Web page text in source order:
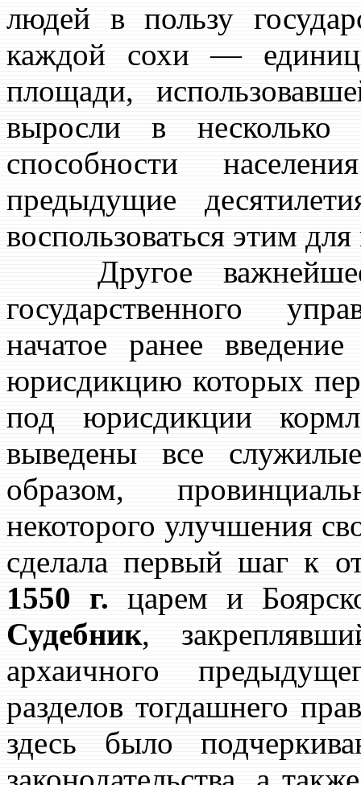
людей в пользу
каждой сохи —
площади,
выросли в
способности
предыдущие
воспользоваться этим
Другое
государственного
начатое ранее
юрисдикцию которых
под юрисдикции
выведены все
образом,
некоторого улучшения
сделала первый шаг к
1550 г. царем и
Судебник,
архаичного
разделов тогдашнего
здесь было